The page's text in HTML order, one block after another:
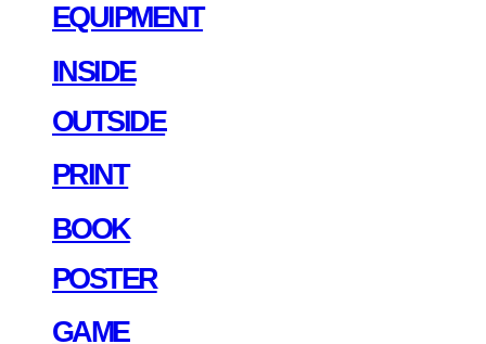
EQUIPMENT
INSIDE
OUTSIDE
PRINT
BOOK
POSTER
GAME